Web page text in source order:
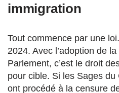
immigration
Tout commence par une
2024. Avec l’adoption de
Parlement, c’est le droit
pour cible. Si les Sages
ont procédé à la censure